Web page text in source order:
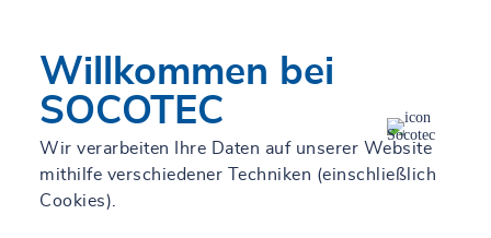
Alle unsere Standorte
Liste Karte
Willkommen bei
SOCOTEC
Wir verarbeiten Ihre Daten auf unserer Website
mithilfe verschiedener Techniken (einschließlich
Cookies).